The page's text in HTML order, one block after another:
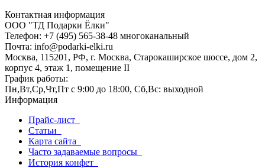
Контактная информация
ООО "ТД Подарки Ёлки"
Телефон: +7 (495) 565-38-48 многоканальный
Почта: info@podarki-elki.ru
Москва, 115201, РФ, г. Москва, Старокаширское шоссе, дом 2,
корпус 4, этаж 1, помещение II
График работы:
Пн,Вт,Ср,Чт,Пт с 9:00 до 18:00, Сб,Вс: выходной
Информация
Прайс-лист
Статьи
Карта сайта
Часто задаваемые вопросы
История конфет